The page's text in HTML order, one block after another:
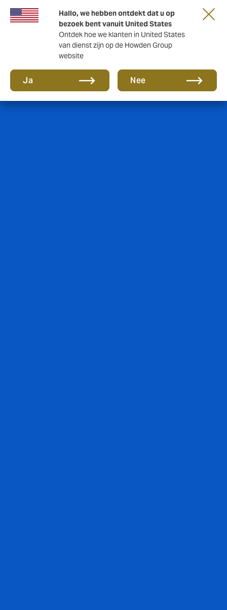
Hallo, we hebben ontdekt dat u op
bezoek bent vanuit United States
Ontdek hoe we klanten in United States
van dienst zijn op de Howden Group
website
Ja Nee